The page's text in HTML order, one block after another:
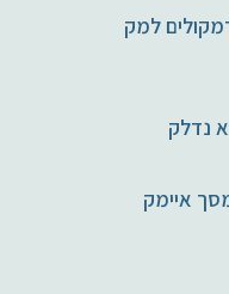
למק
נדלק
איימק